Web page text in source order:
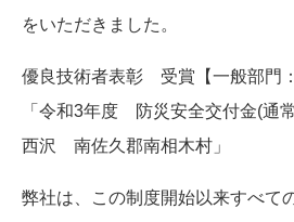
をいただきました。
優良技術者表彰 受賞【一般部門
「令和3年度 防災安全交付金(通
西沢 南佐久郡南相木村」
弊社は、この制度開始以来すべて